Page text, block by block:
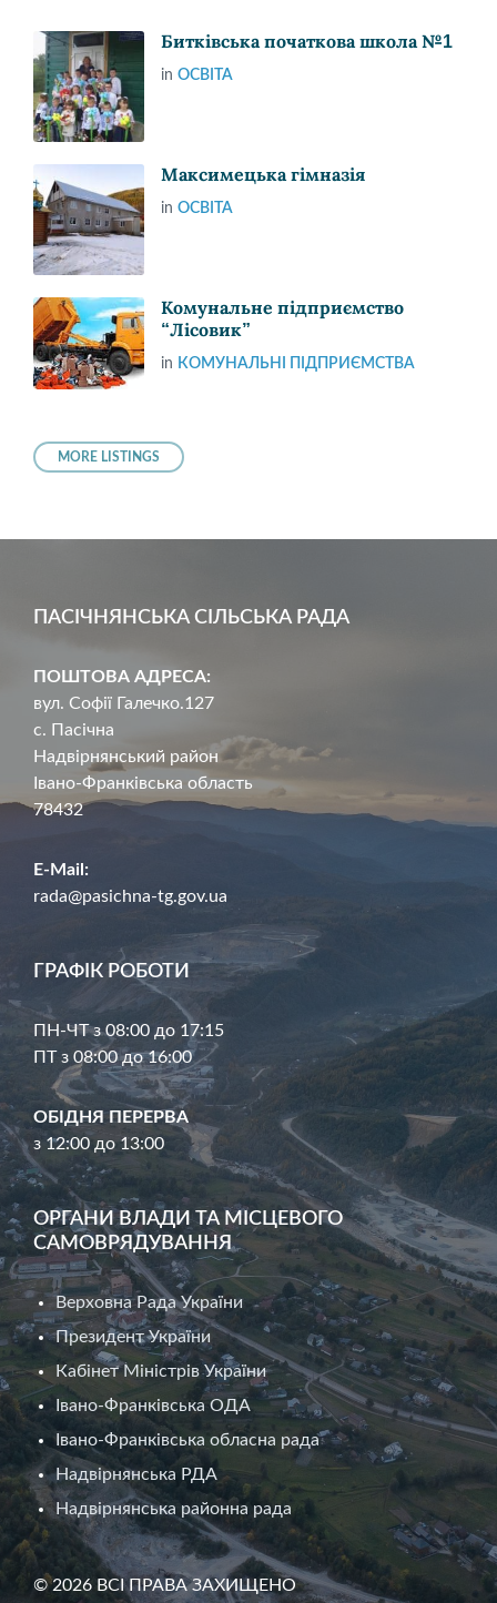
Битківська початкова школа №1
in ОСВІТА
Максимецька гімназія
in ОСВІТА
Комунальне підприємство
“Лісовик”
in КОМУНАЛЬНІ ПІДПРИЄМСТВА
MORE LISTINGS
ПАСІЧНЯНСЬКА СІЛЬСЬКА РАДА
ПОШТОВА АДРЕСА:
вул. Софії Галечко.127
с. Пасічна
Надвірнянський район
Івано-Франківська область
78432
E-Mail:
rada@pasichna-tg.gov.ua
ГРАФІК РОБОТИ
ПН-ЧТ з 08:00 до 17:15
ПТ з 08:00 до 16:00
ОБІДНЯ ПЕРЕРВА
з 12:00 до 13:00
ОРГАНИ ВЛАДИ ТА МІСЦЕВОГО
САМОВРЯДУВАННЯ
Верховна Рада України
Президент України
Кабінет Міністрів України
Івано-Франківська ОДА
Івано-Франківська обласна рада
Надвірнянська РДА
Надвірнянська районна рада
© 2026 ВСІ ПРАВА ЗАХИЩЕНО